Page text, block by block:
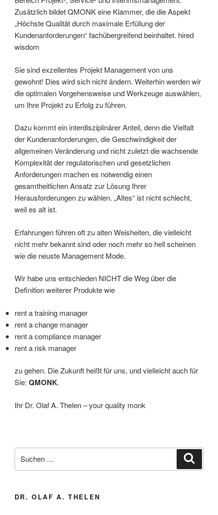
Zusätzlich bildet QMONK eine Klammer, die die Aspekt
„Höchste Qualität durch maximale Erfüllung der
Kundenanforderungen“ fachübergreifend beinhaltet. hired
wisdom
Sie sind exzellentes Projekt Management von uns
gewohnt! Dies wird sich nicht ändern. Weiterhin werden wir
die optimalen Vorgehensweise und Werkzeuge auswählen,
um Ihre Projekt zu Erfolg zu führen.
Dazu kommt ein interdisziplinärer Anteil, denn die Vielfalt
der Kundenanforderungen, die Geschwindigkeit der
allgemeinen Veränderung und nicht zuletzt die wachsende
Komplexität der regulatorischen und gesetzlichen
Anforderungen machen es notwendig einen
gesamtheitlichen Ansatz zur Lösung Ihrer
Herausforderungen zu wählen. „Altes“ ist nicht schlecht,
weil es alt ist.
Erfahrungen führen oft zu alten Weisheiten, die vielleicht
nicht mehr bekannt sind oder noch mehr so hell scheinen
wie die neuste Management Mode.
Wir habe uns entschieden NICHT die Weg über die
Definition weiterer Produkte wie
rent a training manager
rent a change manager
rent a compliance manager
rent a risk manager
zu gehen. Die Zukunft heißt für uns, und vielleicht auch für
Sie: QMONK.
Ihr Dr. Olaf A. Thelen – your quality monk
nach:
DR. OLAF A. THELEN